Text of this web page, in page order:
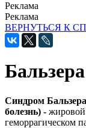
Реклама
Реклама
ВЕРНУТЬСЯ К
Синдром
болезнь) - жировой
геморрагическом